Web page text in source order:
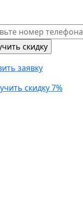
заявку
скидку 7%